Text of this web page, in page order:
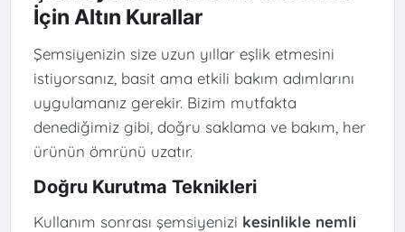
İçin Altın Kurallar
Şemsiyenizin size uzun yıllar eşlik etmesini
istiyorsanız, basit ama etkili bakım adımlarını
uygulamanız gerekir. Bizim mutfakta
denediğimiz gibi, doğru saklama ve bakım, her
ürünün ömrünü uzatır.
Doğru Kurutma Teknikleri
Kullanım sonrası şemsiyenizi kesinlikle nemli